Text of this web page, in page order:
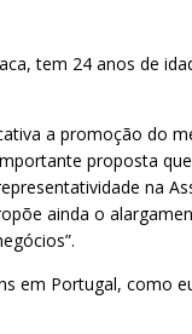
tem 24 anos de
a promoção do
proposta
na
ainda o
em Portugal, como